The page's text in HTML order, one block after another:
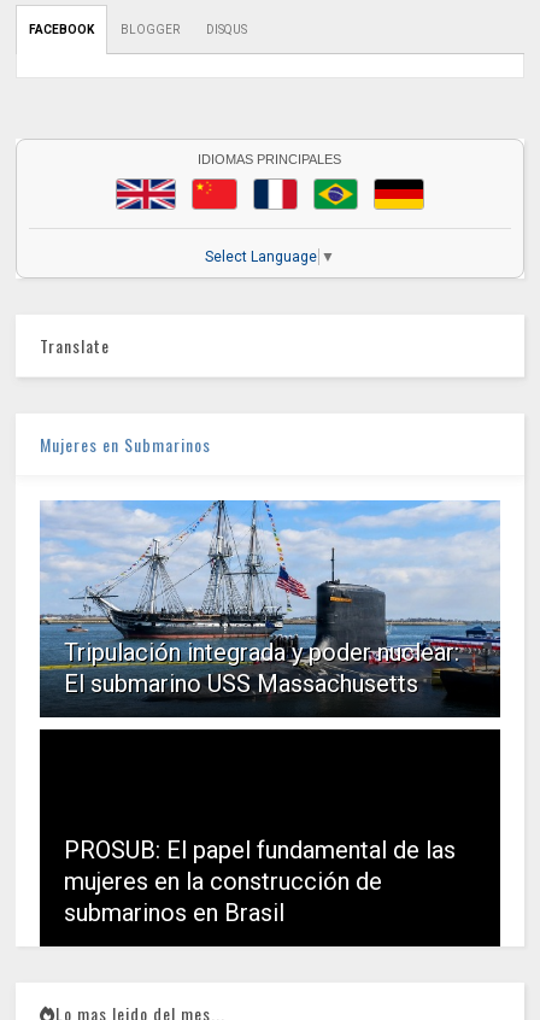
FACEBOOK BLOGGER DISQUS
IDIOMAS PRINCIPALES
Select Language ▼
Translate
Mujeres en Submarinos
Tripulación integrada y poder nuclear:
El submarino USS Massachusetts
PROSUB: El papel fundamental de las
mujeres en la construcción de
submarinos en Brasil
Lo mas leido del mes...